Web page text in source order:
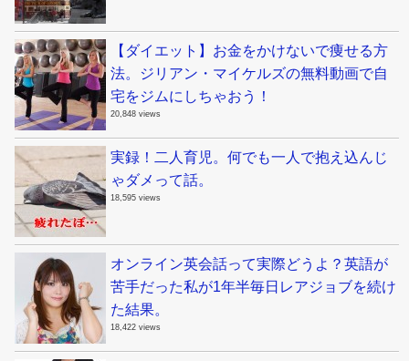
【ダイエット】お金をかけないで痩せる方
法。ジリアン・マイケルズの無料動画で自
宅をジムにしちゃおう！
20,848 views
実録！二人育児。何でも一人で抱え込んじ
ゃダメって話。
18,595 views
オンライン英会話って実際どうよ？英語が
苦手だった私が1年半毎日レアジョブを続け
た結果。
18,422 views